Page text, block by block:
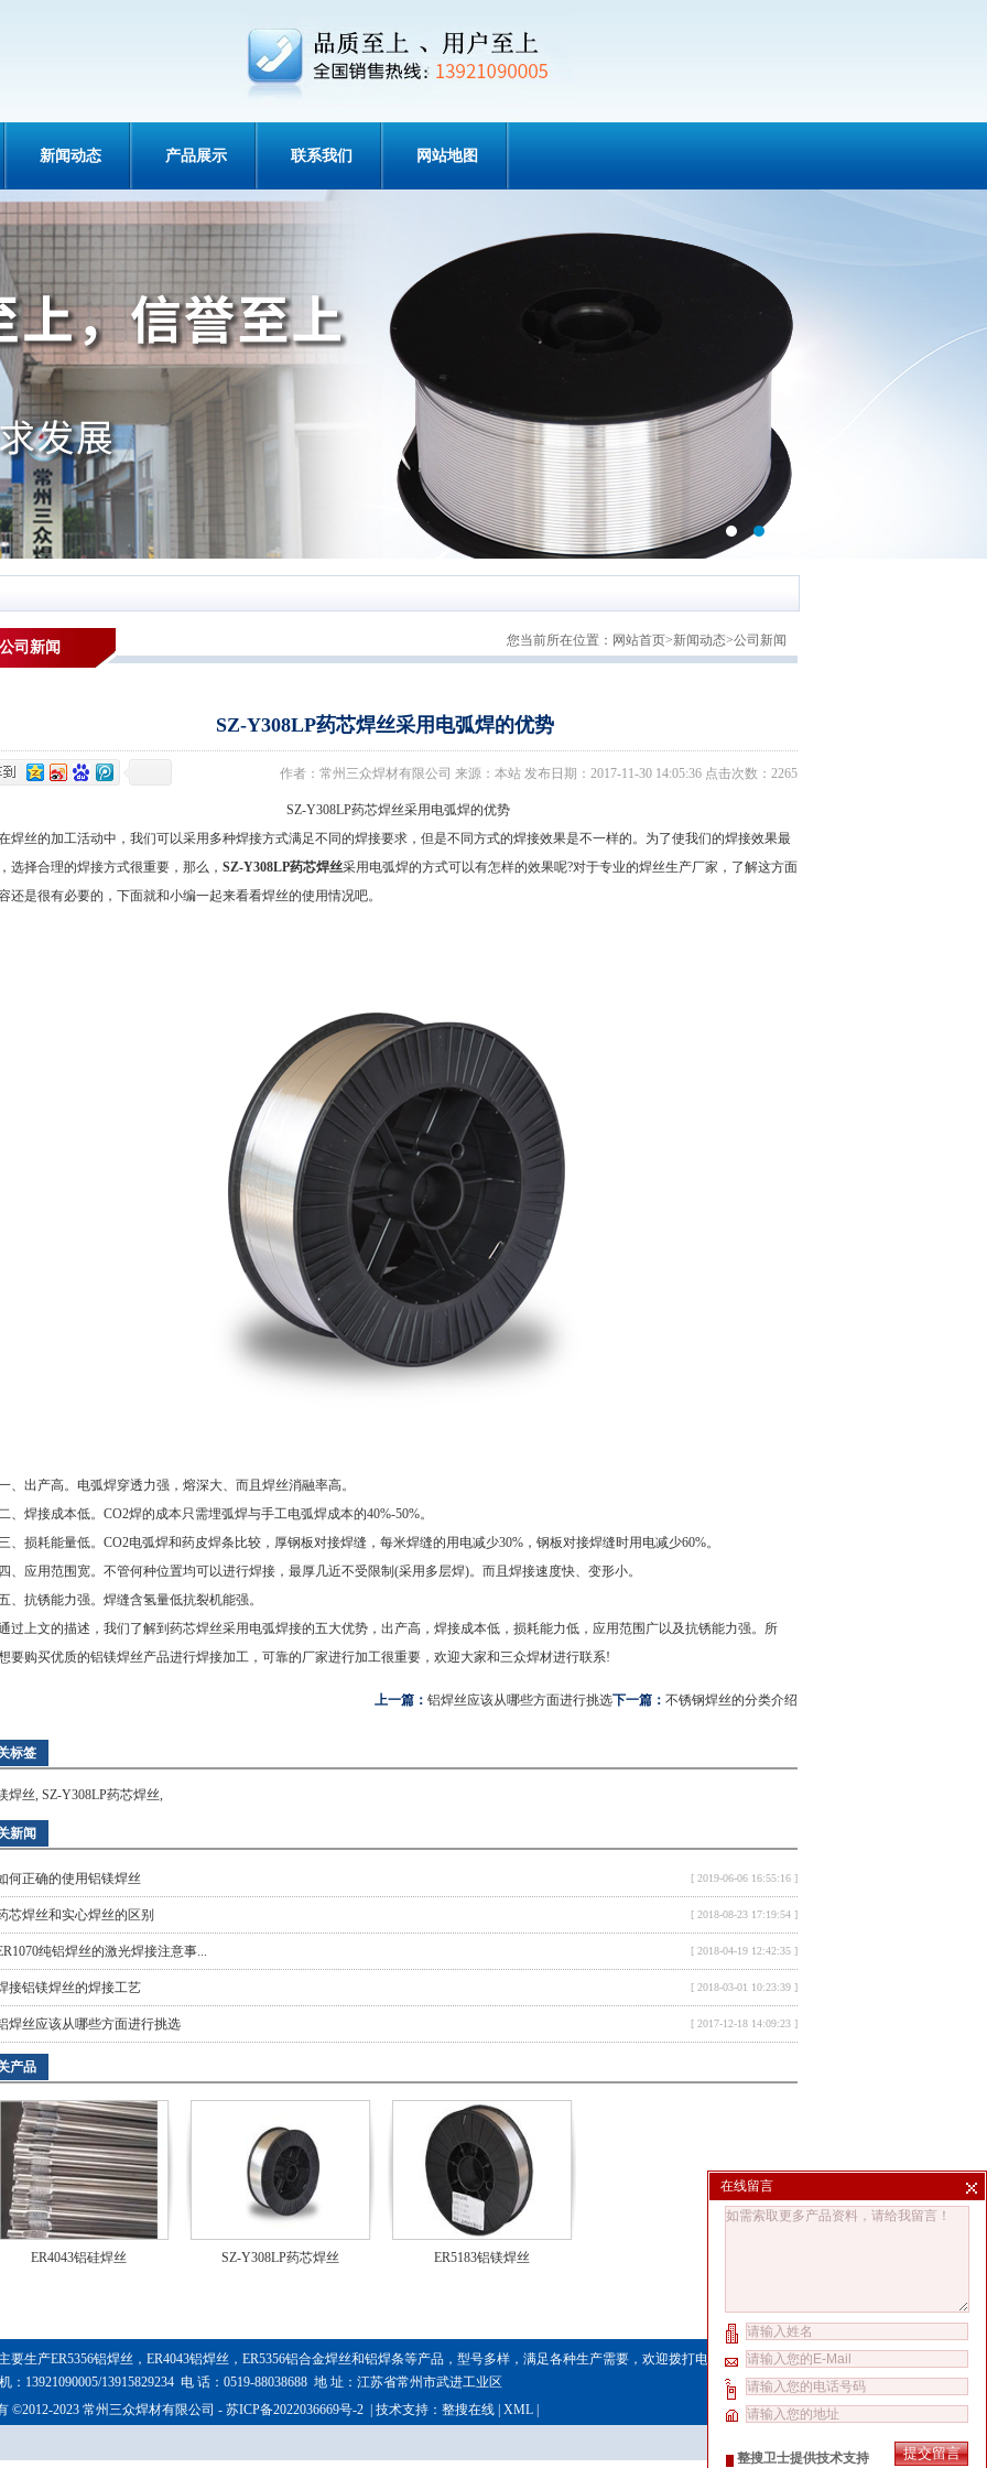
新闻动态 产品展示 联系我们 网站地图
公司新闻 您当前所在位置： 网站首页>新闻动态>公司新闻
SZ-Y308LP药芯焊丝采用电弧焊的优势
作者：常州三众焊材有限公司 来源：本站 发布日期：2017-11-30 14:05:36 点击次数：2265
SZ-Y308LP药芯焊丝采用电弧焊的优势
丝的加工活动中，我们可以采用多种焊接方式满足不同的焊接要求，但是不同方式的焊接效果是不一样的。为了使我们的焊接效果最
选择合理的焊接方式很重要，那么， SZ-Y308LP药芯焊丝采用电弧焊的方式可以有怎样的效果呢?对于专业的焊丝生产厂家，了解这方面
还是很有必要的，下面就和小编一起来看看焊丝的使用情况吧。
出产高。电弧焊穿透力强，熔深大、而且焊丝消融率高。
焊接成本低。CO2焊的成本只需埋弧焊与手工电弧焊成本的40%-50%。
损耗能量低。CO2电弧焊和药皮焊条比较，厚钢板对接焊缝，每米焊缝的用电减少30%，钢板对接焊缝时用电减少60%。
应用范围宽。不管何种位置均可以进行焊接，最厚几近不受限制(采用多层焊)。而且焊接速度快、变形小。
抗锈能力强。焊缝含氢量低抗裂机能强。
上文的描述，我们了解到药芯焊丝采用电弧焊接的五大优势，出产高，焊接成本低，损耗能力低，应用范围广以及抗锈能力强。所
要购买优质的铝镁焊丝产品进行焊接加工，可靠的厂家进行加工很重要，欢迎大家和三众焊材进行联系!
上一篇： 铝焊丝应该从哪些方面进行挑选下一篇： 不锈钢焊丝的分类介绍
标签
焊丝, SZ-Y308LP药芯焊丝,
新闻
何正确的使用铝镁焊丝 [ 2019-06-06 16:55:16 ]
芯焊丝和实心焊丝的区别 [ 2018-08-23 17:19:54 ]
纯铝焊丝的激光焊接注意事... [ 2018-04-19 12:42:35 ]
接铝镁焊丝的焊接工艺 [ 2018-03-01 10:23:39 ]
焊丝应该从哪些方面进行挑选 [ 2017-12-18 14:09:23 ]
产品
ER4043铝硅焊丝 SZ-Y308LP药芯焊丝 ER5183铝镁焊丝
要生产ER5356铝焊丝 ， ER4043铝焊丝， ER5356铝合金焊丝和铝焊条等产品，型号多样，满足各种生产需要，欢迎拨打电话咨询。
：13921090005/13915829234 电 话：0519-88038688 地 址：江苏省常州市武进工业区
©2012-2023 常州三众焊材有限公司 - 苏ICP备2022036669号-2 | 技术支持： 整搜在线| XML|
在线留言
整搜卫士提供技术支持